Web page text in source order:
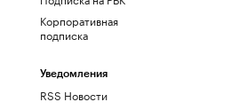
Корпоративная
подписка
Уведомления
RSS Новости